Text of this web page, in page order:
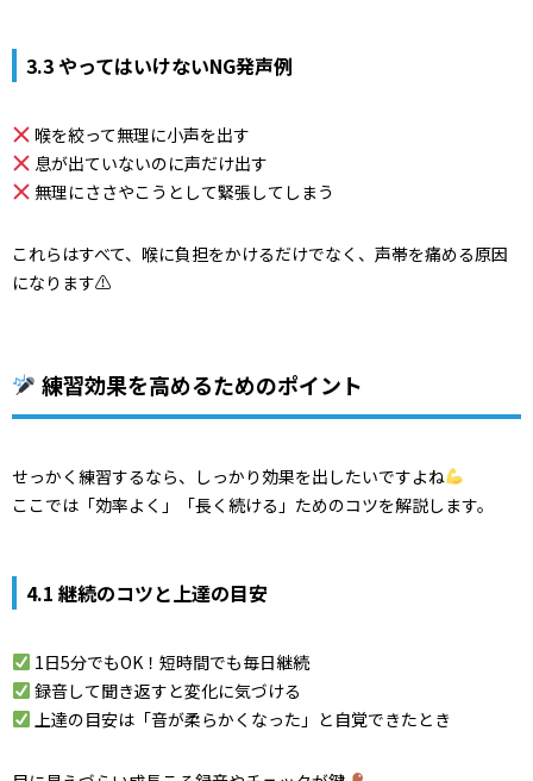
3.3 やってはいけないNG発声例
喉を絞って無理に小声を出す
息が出ていないのに声だけ出す
無理にささやこうとして緊張してしまう
これらはすべて、喉に負担をかけるだけでなく、声帯を痛める原因
になります⚠
練習効果を高めるためのポイント
せっかく練習するなら、しっかり効果を出したいですよね
ここでは「効率よく」「長く続ける」ためのコツを解説します。
4.1 継続のコツと上達の目安
1日5分でもOK！短時間でも毎日継続
録音して聞き返すと変化に気づける
上達の目安は「音が柔らかくなった」と自覚できたとき